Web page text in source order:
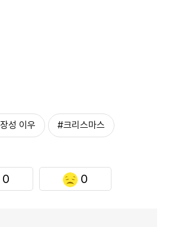
성 이우 #크리스마스
0 0